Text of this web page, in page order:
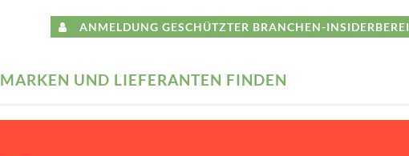
ANMELDUNG GESCHÜTZTER BRANCHEN-
MARKEN UND LIEFERANTEN FINDEN